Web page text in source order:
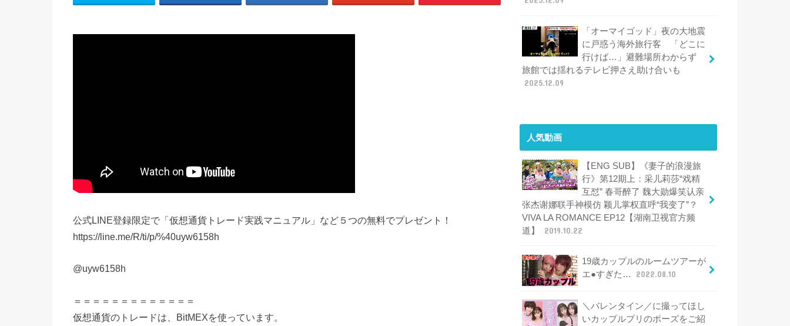
公式LINE登録限定で「仮想通貨トレード実践マニュアル」など５つの無料でプレゼント！
https://line.me/R/ti/p/%40uyw6158h
@uyw6158h
＝＝＝＝＝＝＝＝＝＝＝＝＝
仮想通貨のトレードは、BitMEXを使っています。
「オーマイゴッド」夜の大地震
に戸惑う海外旅行客 「どこに
行けば…」避難場所わからず
旅館では揺れるテレビ押さえ助け合いも
2025.12.09
人気動画
【ENG SUB】《妻子的浪漫旅
行》第12期上：采儿莉莎“戏精
互怼” 春哥醉了 魏大勋爆笑认亲
张杰谢娜联手神模仿 颖儿掌权直呼“我变了”？
VIVA LA ROMANCE EP12【湖南卫视官方频
道】
2019.10.22
19歳カップルのルームツアーが
エ●すぎた…
2022.08.10
＼バレンタイン／に撮ってほし
いカップルプリのポーズをご紹